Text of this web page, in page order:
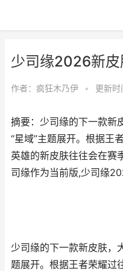
少司缘2026新
作者： 疯狂木乃伊 • 更新
摘要：少司缘的下一款新
“星域”主题展开。根据王
英雄的新皮肤往往会在赛
司缘作为当前版,少司缘
少司缘的下一款新皮肤，
题展开。根据王者荣耀过